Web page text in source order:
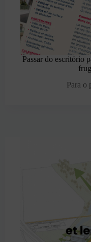
Passar do escritório
Para o